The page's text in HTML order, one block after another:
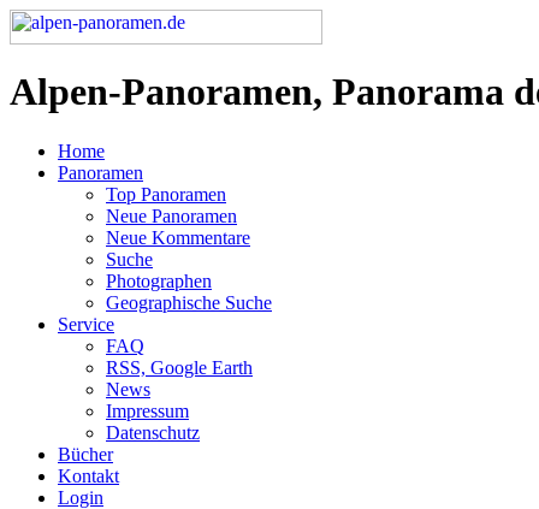
Alpen-Panoramen, Panorama
Home
Panoramen
Top Panoramen
Neue Panoramen
Neue Kommentare
Suche
Photographen
Geographische Suche
Service
FAQ
RSS, Google Earth
News
Impressum
Datenschutz
Bücher
Kontakt
Login